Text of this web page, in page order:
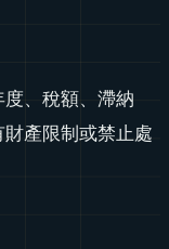
、稅額、滯納
產限制或禁止處